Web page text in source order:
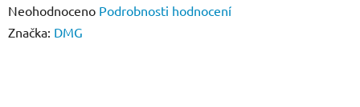
Průměrné
hodnocení
Neohodnoceno Podrobnosti hodnocení
Značka: DMG